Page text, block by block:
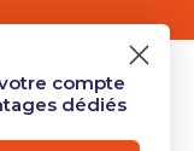
Panier
compte
dédiés